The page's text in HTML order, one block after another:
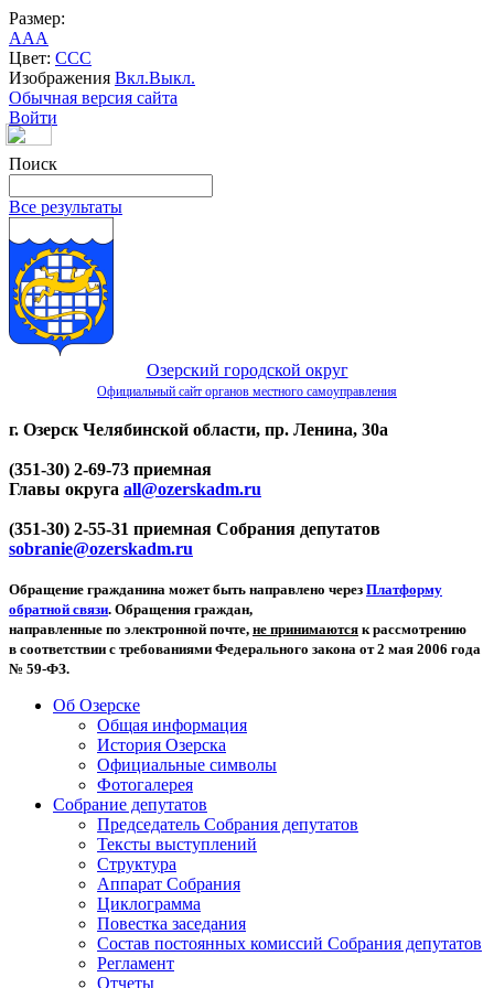
Размер:
AAA
Цвет: CCC
Изображения Вкл.Выкл.
Обычная версия сайта
Войти
Поиск
Все результаты
Озерский городской округ
Официальный сайт органов местного самоуправления
г. Озерск Челябинской области, пр. Ленина, 30а
(351-30) 2-69-73 приемная
Главы округа all@ozerskadm.ru
(351-30) 2-55-31 приемная Собрания депутатов
sobranie@ozerskadm.ru
Обращение гражданина может быть направлено через Платформу
обратной связи. Обращения граждан,
направленные по электронной почте, не принимаются к рассмотрению
в соответствии с требованиями Федерального закона от 2 мая 2006 года
№ 59-ФЗ.
Об Озерске
Общая информация
История Озерска
Официальные символы
Фотогалерея
Собрание депутатов
Председатель Собрания депутатов
Тексты выступлений
Структура
Аппарат Собрания
Циклограмма
Повестка заседания
Состав постоянных комиссий Собрания депутатов
Регламент
Отчеты